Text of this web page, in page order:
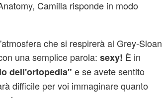
Camilla risponde in modo
che si respirerà al Grey-Sloan
una semplice parola: sexy! È in
dell'ortopedia" e se avete sentito
difficile per voi immaginare quanto